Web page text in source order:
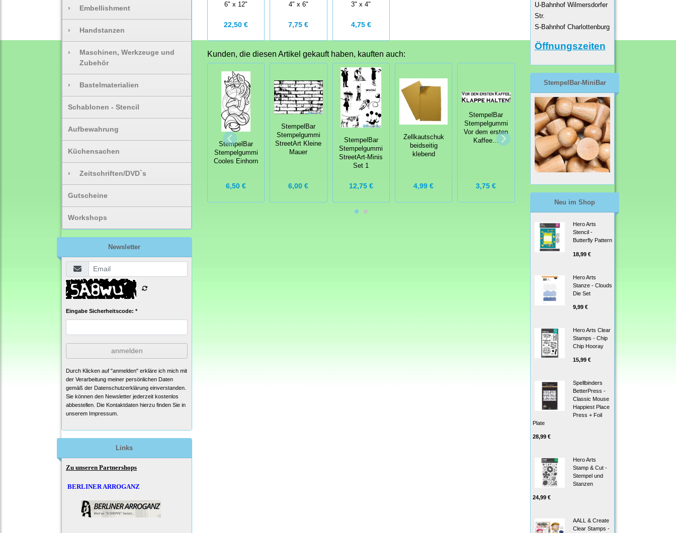
› Embellishment
› Handstanzen
›
Maschinen, Werkzeuge und
Zubehör
› Bastelmaterialien
Schablonen - Stencil
Aufbewahrung
Küchensachen
› Zeitschriften/DVD`s
Gutscheine
Workshops
Newsletter
Eingabe Sicherheitscode: *
anmelden
Durch Klicken auf "anmelden" erkläre ich mich mit
der Verarbeitung meiner persönlichen Daten
gemäß der Datenschutzerklärung einverstanden.
Sie können den Newsletter jederzeit kostenlos
abbestellen. Die Kontaktdaten hierzu finden Sie in
unserem Impressum.
Links
Zu unseren Partnershops
BERLINER ARROGANZ
6" x 12"
22,50 €
4" x 6"
7,75 €
3" x 4"
4,75 €
Kunden, die diesen Artikel gekauft haben, kauften auch:
StempelBar
Stempelgummi
Cooles Einhorn
6,50 €
StempelBar
Stempelgummi
StreetArt Kleine
Mauer
6,00 €
StempelBar
Stempelgummi
StreetArt-Minis
Set 1
12,75 €
Zellkautschuk
beidseitig
klebend
4,99 €
StempelBar
Stempelgummi
Vor dem ersten
Kaffee…
3,75 €
StempelBar
Stempelgummi
ATC
6,50 €
EZ Mount
Montageschaum
5,95 €
U-Bahnhof Wilmersdorfer
Str.
S-Bahnhof Charlottenburg
Öffnungszeiten
StempelBar-MiniBar
Neu im Shop
Hero Arts
Stencil -
Butterfly Pattern
18,99 €
Hero Arts
Stanze - Clouds
Die Set
9,99 €
Hero Arts Clear
Stamps - Chip
Chip Hooray
15,99 €
Spellbinders
BetterPress -
Classic Mouse
Happiest Place
Press + Foil
Plate
28,99 €
Hero Arts
Stamp & Cut -
Stempel und
Stanzen
24,99 €
AALL & Create
Clear Stamps -